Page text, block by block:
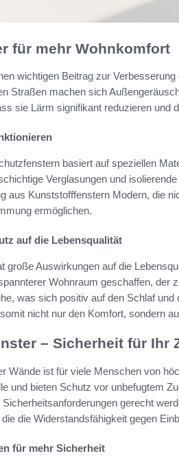
für mehr Wohnkomfort
wichtigen Beitrag zur
Straßen machen sich
sie Lärm signifikant reduzieren und
basiert auf speziellen
Verglasungen und
aus Kunststofffenstern Modern, die
ermöglichen.
auf die Lebensqualität
große Auswirkungen auf die
Wohnraum geschaffen, der
was sich positiv auf den Schlaf
nicht nur den Komfort, sondern
– Sicherheit für Ihr
Wände ist für viele Menschen von
und bieten Schutz vor unbefugtem
gerecht
die Widerstandsfähigkeit gegen
für mehr Sicherheit